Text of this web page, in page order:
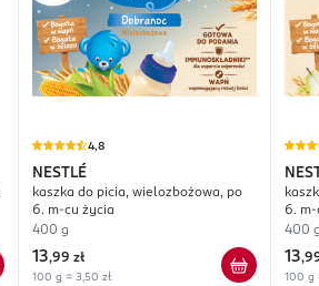
4,8
NESTLÉ
kaszka do picia, wielozbożowa, po
6. m-cu życia
400 g
13,99 zł
100 g = 3,50 zł
6. m-
400 g
13,
100 g